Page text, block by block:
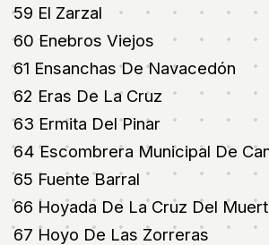
59 El Zarzal
60 Enebros Viejos
61 Ensanchas De Navacedón
62 Eras De La Cruz
63 Ermita Del Pinar
64 Escombrera Municipal De
65 Fuente Barral
66 Hoyada De La Cruz Del
67 Hoyo De Las Zorreras